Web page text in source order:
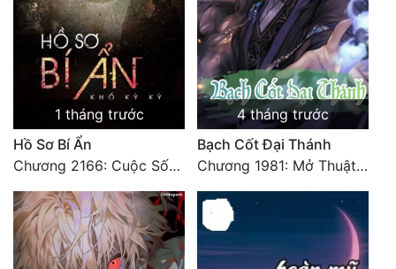
Cẩu Đạo Trường Sinh
Ngự Thú
Truyện Nam
Truyện Nữ
Vô Địch Lưu
Xây Dựng Thế Lực
1 tháng trước
Hồ Sơ Bí Ẩn
Chương 2166: Cuộc Sống (Hoàn)
4 tháng trước
Bạch Cốt Đại Thánh
Chương 1981: Mở Thuật Diệt Địch, Tương Kế Tựu Kế